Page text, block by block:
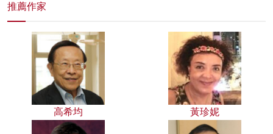
推薦作家
高希均 黃珍妮